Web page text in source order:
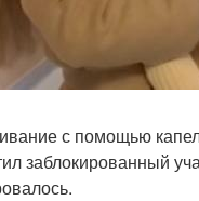
с помощью
заблокированный